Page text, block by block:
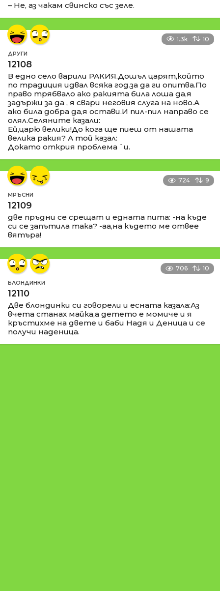
– Не, аз чакам свинско със зеле.
1.3k 10
ДРУГИ
12108
В едно село варили РАКИЯ.Дошъл царят,който
по традиция идвал всяка год.за да ги опитва.По
право трябвало ако ракията била лоша да,я
задържи за да , я свари неговия слуга на ново.А
ако била добра да,я остави.И пил-пил направо се
олял.Селяните казали:
Ей,царю велики!До кога ще пиеш от нашата
велика ракия? А той казал:
Докато открия проблема `и.
724 9
МРЪСНИ
12109
две пръдни се срещат и едната пита: -на къде
си се запътила така? -аа,на където ме отвее
вятъра!
706 10
БЛОНДИНКИ
12110
Две блондинки си говорели и есната казала:Аз
вчета станах майка,а детето е момиче и я
кръстихме на двете и баби Надя и Деница и се
получи наденица.